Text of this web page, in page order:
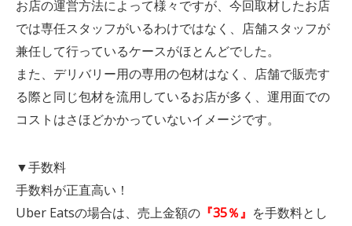
お店の運営方法によって様々ですが、今回取材したお店
では専任スタッフがいるわけではなく、店舗スタッフが
兼任して行っているケースがほとんどでした。
また、デリバリー用の専用の包材はなく、店舗で販売す
る際と同じ包材を流用しているお店が多く、運用面での
コストはさほどかかっていないイメージです。
▼手数料
手数料が正直高い！
Uber Eatsの場合は、売上金額の『35％』 を手数料とし